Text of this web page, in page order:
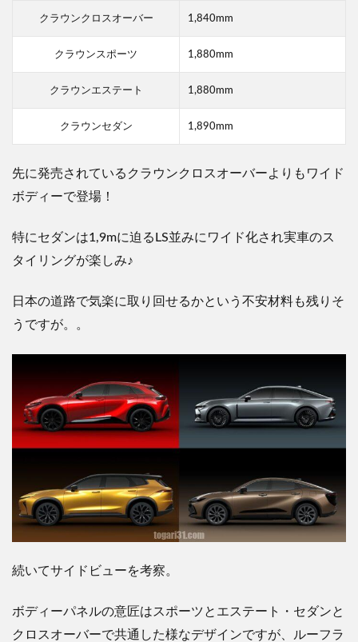
クラウンクロスオーバー 1,840mm
クラウンスポーツ 1,880mm
クラウンエステート 1,880mm
クラウンセダン 1,890mm
先に発売されているクラウンクロスオーバーよりもワイド
ボディーで登場！
特にセダンは1,9mに迫るLS並みにワイド化され実車のス
タイリングが楽しみ♪
日本の道路で気楽に取り回せるかという不安材料も残りそ
うですが。。
続いてサイドビューを考察。
ボディーパネルの意匠はスポーツとエステート・セダンと
クロスオーバーで共通した様なデザインですが、ルーフラ